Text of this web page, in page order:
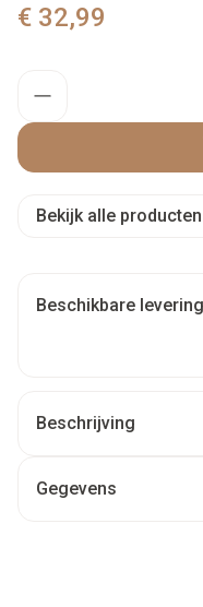
€ 32,99
Bekijk alle
Beschikbare
Beschrijving
Gegevens